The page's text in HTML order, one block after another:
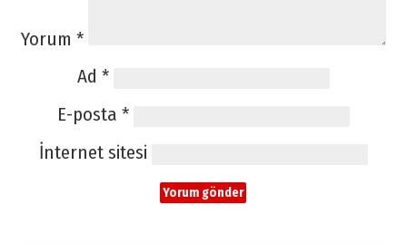
Yorum *
Ad *
E-posta *
İnternet sitesi